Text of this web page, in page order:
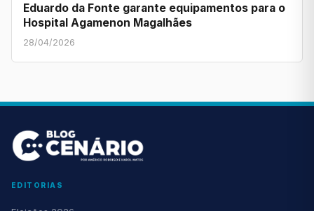
Eduardo da Fonte garante equipamentos para o
Hospital Agamenon Magalhães
28/04/2026
EDITORIAS